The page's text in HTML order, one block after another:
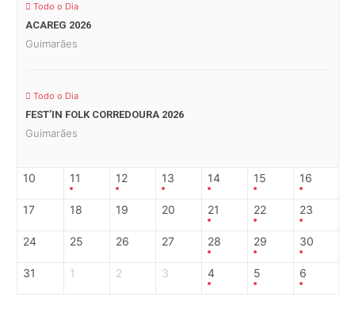
Todo o Dia
ACAREG 2026
Guimarães
Todo o Dia
FEST’IN FOLK CORREDOURA 2026
Guimarães
10 11 12 13 14 15 16
17 18 19 20 21 22 23
24 25 26 27 28 29 30
31 1 2 3 4 5 6